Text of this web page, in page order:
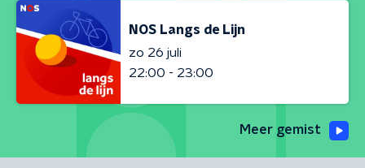
NOS Langs de Lijn
zo 26 juli
22:00 - 23:00
Meer gemist